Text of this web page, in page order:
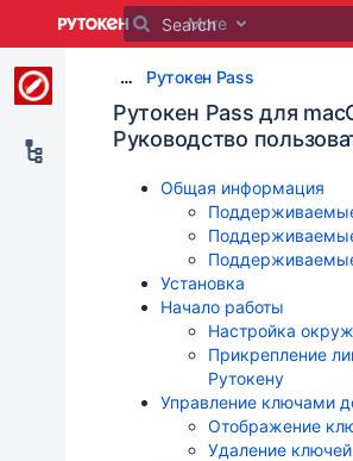
content
assistive.skiplink.to.breadcrumbs
assistive.skiplink.to.header.menu
assistive.skiplink.to.action.menu
assistive.skiplink.to.quick.search
More
… Рутокен Pass
Рутокен Pass для
Руководство
Общая информация
Установка
Начало работы
Настройка
Прикрепление
Рутокену
Управление ключами
Отображение
Удаление